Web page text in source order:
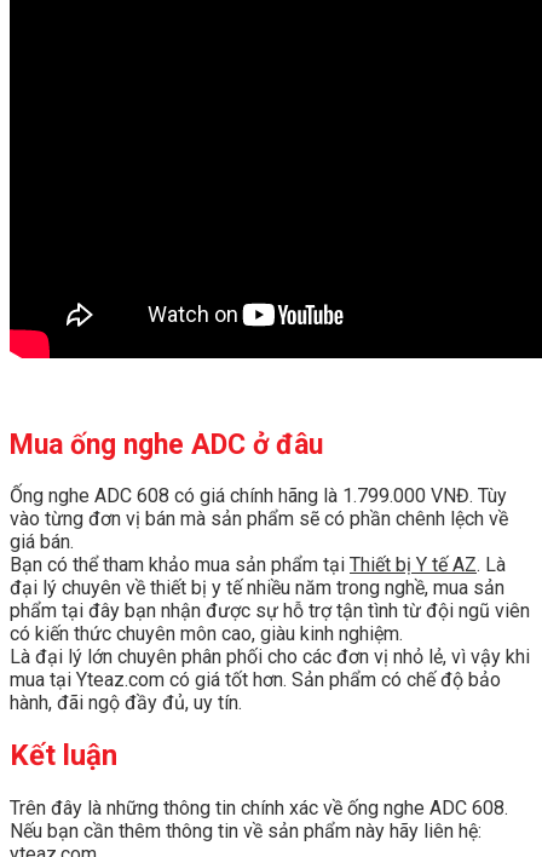
Mua ống nghe ADC ở đâu
Ống nghe ADC 608 có giá chính hãng là 1.799.000 VNĐ. Tùy
vào từng đơn vị bán mà sản phẩm sẽ có phần chênh lệch về
giá bán.
Bạn có thể tham khảo mua sản phẩm tại Thiết bị Y tế AZ. Là
đại lý chuyên về thiết bị y tế nhiều năm trong nghề, mua sản
phẩm tại đây bạn nhận được sự hỗ trợ tận tình từ đội ngũ viên
có kiến thức chuyên môn cao, giàu kinh nghiệm.
Là đại lý lớn chuyên phân phối cho các đơn vị nhỏ lẻ, vì vậy khi
mua tại Yteaz.com có giá tốt hơn. Sản phẩm có chế độ bảo
hành, đãi ngộ đầy đủ, uy tín.
Kết luận
Trên đây là những thông tin chính xác về ống nghe ADC 608.
Nếu bạn cần thêm thông tin về sản phẩm này hãy liên hệ: